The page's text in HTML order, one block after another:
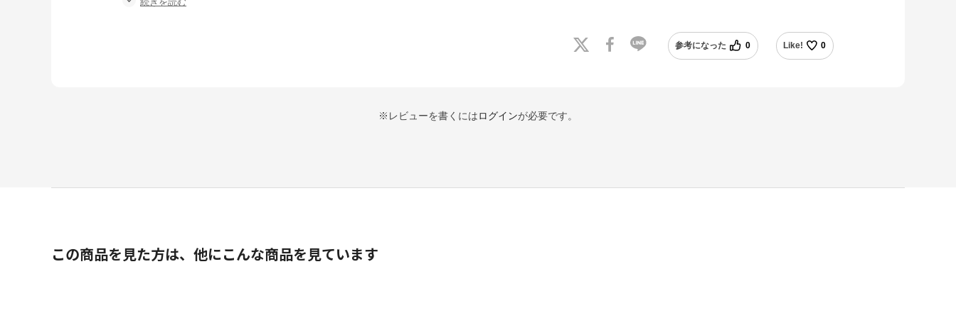
到着遅かったけど…良かったです。
参考になった 0 Like! 0
※レビューを書くにはログインが必要です。
この商品を見た方は、他にこんな商品を見ています